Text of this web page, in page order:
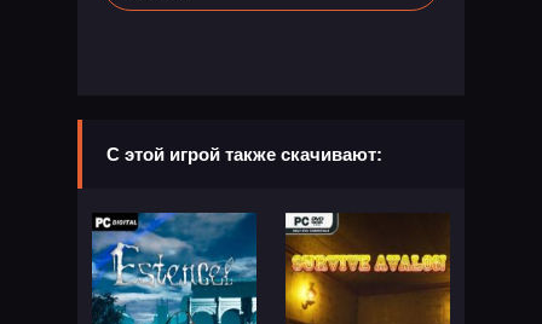
С этой игрой также скачивают: